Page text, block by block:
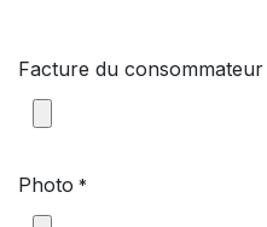
Facture du consommateur
Photo *